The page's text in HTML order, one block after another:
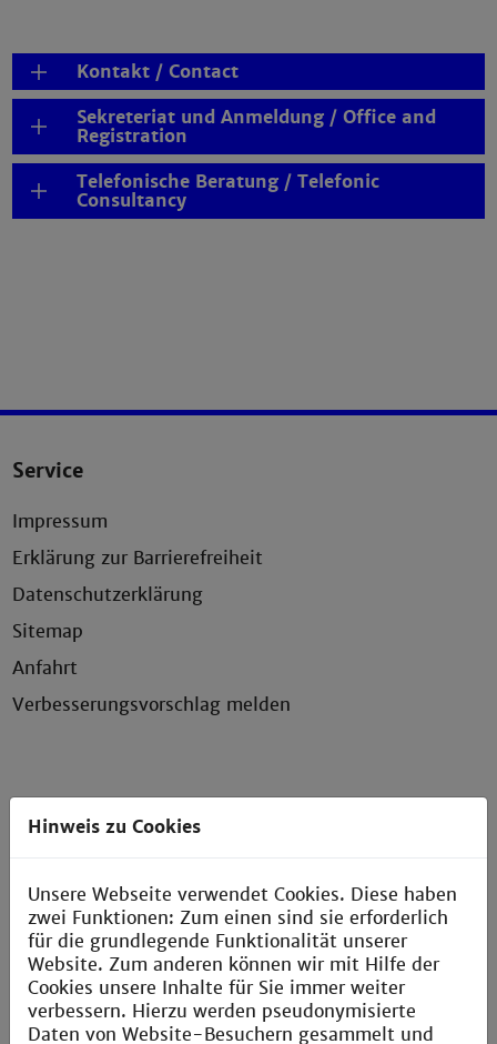
Kontakt / Contact
Sekreteriat und Anmeldung / Office and
Registration
Telefonische Beratung / Telefonic
Consultancy
Service
Impressum
Erklärung zur Barrierefreiheit
Datenschutzerklärung
Sitemap
Anfahrt
Verbesserungsvorschlag melden
Kontakt
Paul-Wittsack-Straße 10
D-68163 Mannheim
Postfach H033
Hinweis zu Cookies
Unsere Webseite verwendet Cookies. Diese haben
zwei Funktionen: Zum einen sind sie erforderlich
für die grundlegende Funktionalität unserer
Website. Zum anderen können wir mit Hilfe der
Cookies unsere Inhalte für Sie immer weiter
verbessern. Hierzu werden pseudonymisierte
Daten von Website-Besuchern gesammelt und